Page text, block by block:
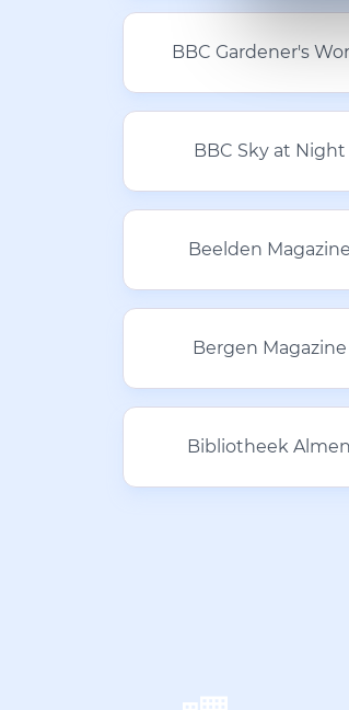
BBC Gardener's
BBC Sky at Night
Beelden Magazine
Bergen Magazine
Bibliotheek Almen